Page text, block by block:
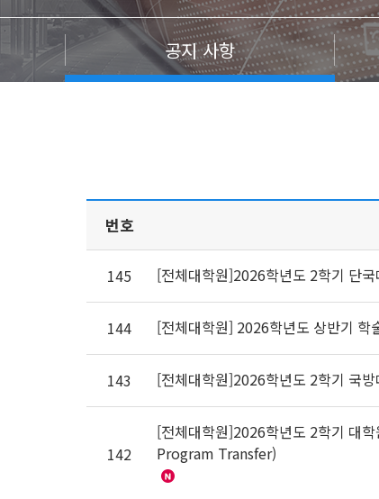
공지 사항
번호
145 [전체대학원]2026학년도 2학기 단
144 [전체대학원] 2026학년도 상반기 학
143 [전체대학원]2026학년도 2학기 국
142
[전체대학원]2026학년도 2학기 대
Program Transfer)